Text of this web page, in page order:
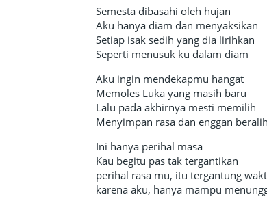
Semesta dibasahi oleh hujan
Aku hanya diam dan menyaksikan
Setiap isak sedih yang dia lirihkan
Seperti menusuk ku dalam diam
Aku ingin mendekapmu hangat
Memoles Luka yang masih baru
Lalu pada akhirnya mesti memilih
Menyimpan rasa dan enggan beralih
Ini hanya perihal masa
Kau begitu pas tak tergantikan
perihal rasa mu, itu tergantung
karena aku, hanya mampu